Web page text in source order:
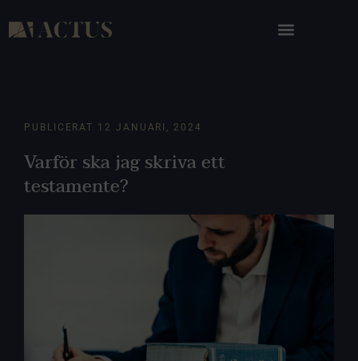
PUBLICERAT 12 JANUARI, 2024
Varför ska jag skriva ett
testamente?